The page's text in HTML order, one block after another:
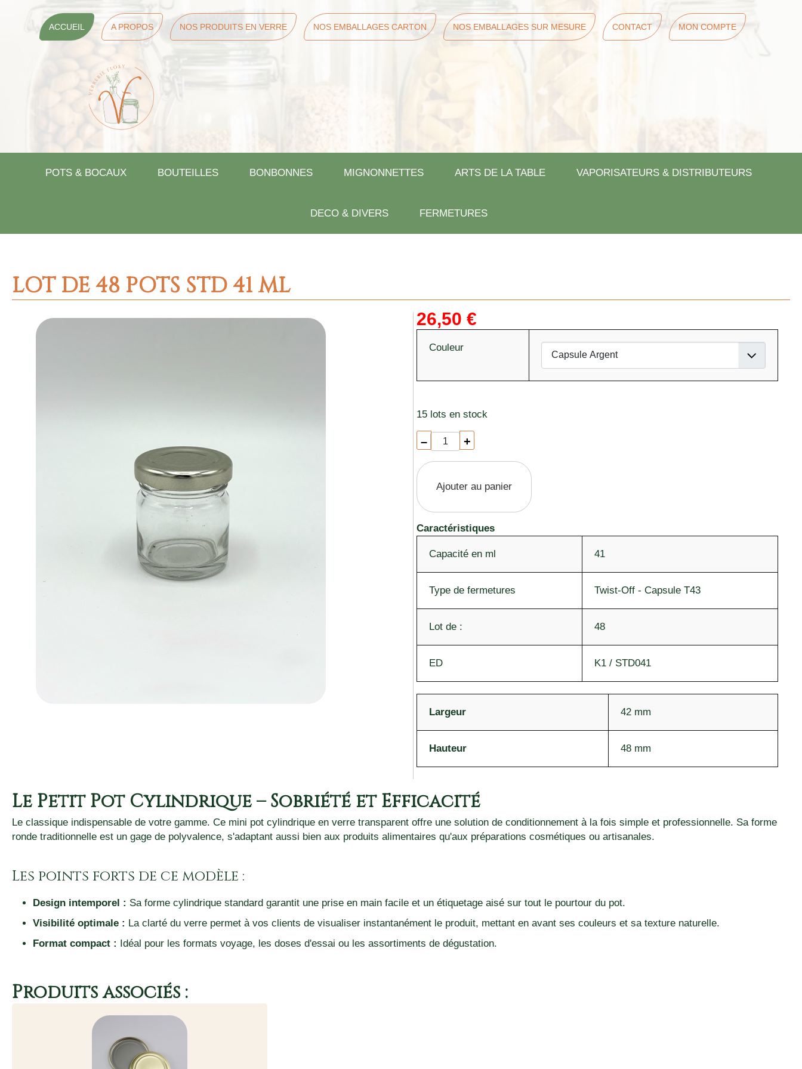
ACCUEIL A PROPOS NOS PRODUITS EN VERRE NOS EMBALLAGES CARTON NOS EMBALLAGES SUR MESURE CONTACT MON COMPTE
POTS & BOCAUX BOUTEILLES BONBONNES MIGNONNETTES ARTS DE LA TABLE VAPORISATEURS & DISTRIBUTEURS
DECO & DIVERS FERMETURES
LOT DE 48 POTS STD 41 ML
26,50 €
Couleur
15 lots en stock
– +
Ajouter au panier
Caractéristiques
Capacité en ml 41
Type de fermetures Twist-Off - Capsule T43
Lot de : 48
ED K1 / STD041
Largeur 42 mm
Hauteur 48 mm
Le Petit Pot Cylindrique – Sobriété et Efficacité
Le classique indispensable de votre gamme. Ce mini pot cylindrique en verre transparent offre une solution de conditionnement à la fois simple et professionnelle. Sa forme
ronde traditionnelle est un gage de polyvalence, s'adaptant aussi bien aux produits alimentaires qu'aux préparations cosmétiques ou artisanales.
Les points forts de ce modèle :
Design intemporel : Sa forme cylindrique standard garantit une prise en main facile et un étiquetage aisé sur tout le pourtour du pot.
Visibilité optimale : La clarté du verre permet à vos clients de visualiser instantanément le produit, mettant en avant ses couleurs et sa texture naturelle.
Format compact : Idéal pour les formats voyage, les doses d'essai ou les assortiments de dégustation.
Produits associés :